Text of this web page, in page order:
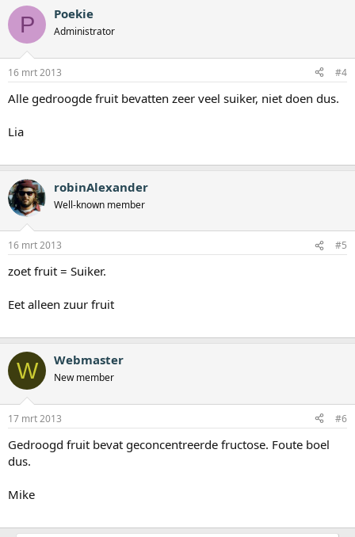
P Poekie
Administrator
16 mrt 2013 #4
Alle gedroogde fruit bevatten zeer veel suiker, niet doen dus.
Lia
robinAlexander
Well-known member
16 mrt 2013 #5
zoet fruit = Suiker.
Eet alleen zuur fruit
W Webmaster
New member
17 mrt 2013 #6
Gedroogd fruit bevat geconcentreerde fructose. Foute boel
dus.
Mike